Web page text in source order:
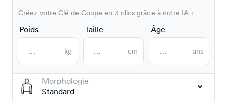
Créez votre Clé de Coupe en 3 clics grâce à notre IA :
Poids
kg
Taille
cm
Âge
ans
Morphologie
Standard